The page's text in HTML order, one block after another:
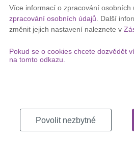
humorem nebo ochotou pomoci.
nenápadně už mohou hlasoví
provozu.
reagují. Cortland uvedl, že jeden
snížil o 40 centů a změnu sám doplnil
Ověřte si dostupnost
adrese
Více informací o zpracování osobních
zpracování osobních údajů . Další
změnit jejich nastavení naleznete v
Pokud se o cookies chcete dozvědět
na tomto odkazu.
Povolit nezbytné